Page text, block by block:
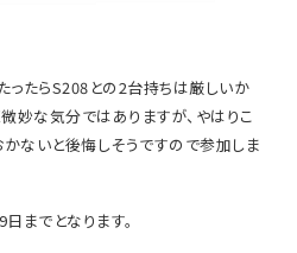
ったらS208との2台持ちは厳しいか
妙な気分ではありますが、やはりこ
ないと後悔しそうですので参加しま
までとなります。